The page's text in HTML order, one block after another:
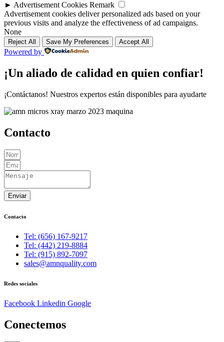
► Advertisement Cookies Remark
Advertisement cookies deliver personalized ads based on your
previous visits and analyze the effectiveness of ad campaigns.
None
Reject All Save My Preferences Accept All
Powered by
¡Un aliado de calidad en quien confiar!
¡Contáctanos! Nuestros expertos están disponibles para ayudarte
Contacto
Enviar
Contacto
Tel: (656) 167-9217
Tel: (442) 219-8884
Tel: (915) 892-7097
sales@amnquality.com
Redes sociales
Facebook Linkedin Google
Conectemos